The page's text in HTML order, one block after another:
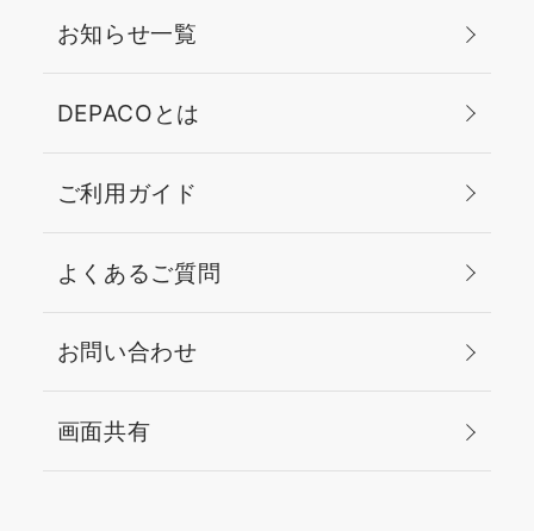
お知らせ一覧
DEPACOとは
ご利用ガイド
よくあるご質問
お問い合わせ
画面共有